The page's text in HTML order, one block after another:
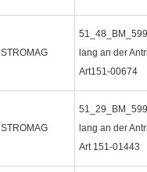
STROMAG
lang an der
Art151-00674
STROMAG
lang an der
Art 151-01443